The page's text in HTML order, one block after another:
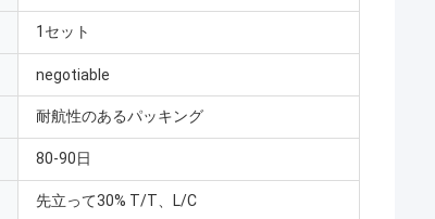
1セット
negotiable
耐航性のあるパッキング
80-90日
先立って30% T/T、L/C